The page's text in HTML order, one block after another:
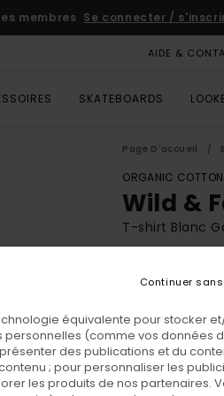
membres Se connecter /
AIDE &
SKATEBOARDS
Page D'accueil
ORGANIC COTTON
Wild &
T-shirt Blanc
25,00 €
CouleurOptic
équivalente pour stocker
(comme vos données
des publications et du
; pour personnaliser les
les produits de nos partenaires.
Continuer